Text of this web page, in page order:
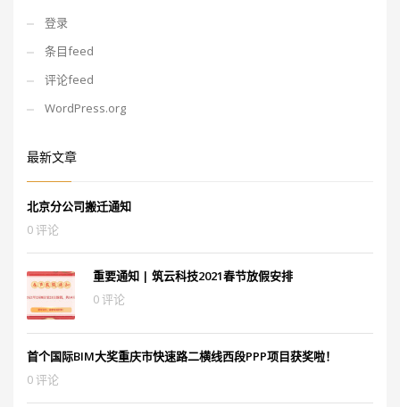
登录
条目feed
评论feed
WordPress.org
最新文章
北京分公司搬迁通知
0 评论
重要通知 | 筑云科技2021春节放假安排
0 评论
首个国际BIM大奖重庆市快速路二横线西段PPP项目获奖啦！
0 评论